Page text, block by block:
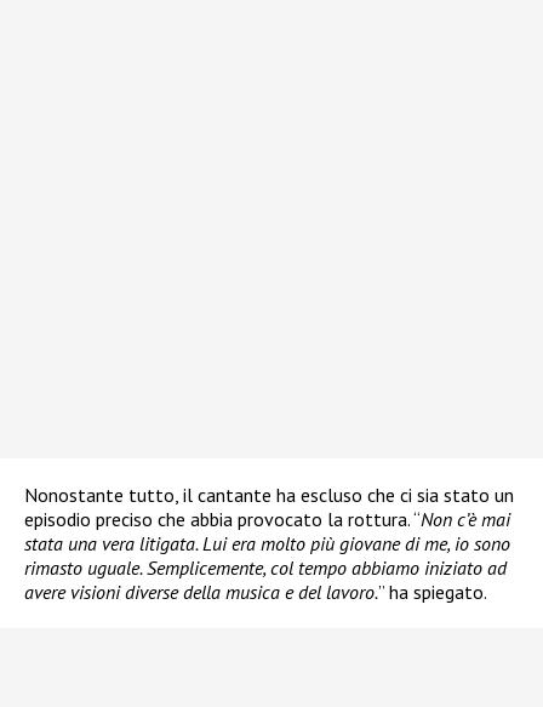
Nonostante tutto, il cantante ha escluso che ci sia stato un
episodio preciso che abbia provocato la rottura. “Non c’è mai
stata una vera litigata. Lui era molto più giovane di me, io sono
rimasto uguale. Semplicemente, col tempo abbiamo iniziato ad
avere visioni diverse della musica e del lavoro.” ha spiegato.